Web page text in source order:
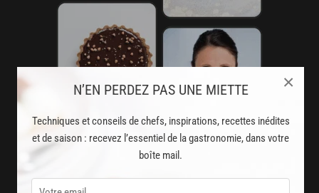
N’EN PERDEZ PAS UNE MIETTE
Techniques et conseils de chefs, inspirations, recettes inédites
et de saison : recevez l’essentiel de la gastronomie, dans votre
boîte mail.
×